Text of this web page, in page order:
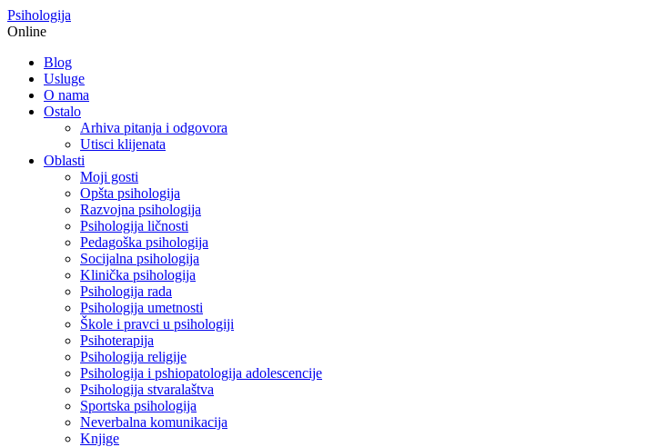
Psihologija
Online
Blog
Usluge
O nama
Ostalo
Arhiva pitanja i odgovora
Utisci klijenata
Oblasti
Moji gosti
Opšta psihologija
Razvojna psihologija
Psihologija ličnosti
Pedagoška psihologija
Socijalna psihologija
Klinička psihologija
Psihologija rada
Psihologija umetnosti
Škole i pravci u psihologiji
Psihoterapija
Psihologija religije
Psihologija i pshiopatologija adolescencije
Psihologija stvaralaštva
Sportska psihologija
Neverbalna komunikacija
Knjige